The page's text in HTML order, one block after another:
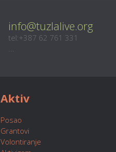
info@tuzlalive.org
tel:+387 62 761 331
...
Aktiv
Posao
Grantovi
Volontiranje